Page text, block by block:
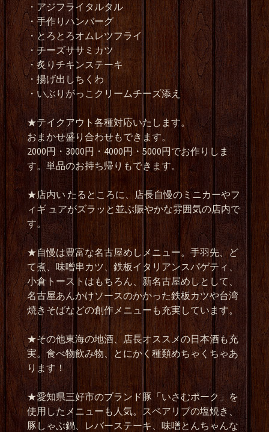
・アジフライタルタル
・手作りハンバーグ
・とろとろオムレツフライ
・チーズササミカツ
・炙りチキンステーキ
・揚げ出しちくわ
・いぶりがっこクリームチーズ添え
★テイクアウト各種対応いたします。
おまかせ盛り合わせもできます。
2000円・3000円・4000円・5000円でお作りしま
す。単品のお持ち帰りもできます。
★店内い たるところに、店長自慢のミニカーやフ
ィギ ュアがズラッと並ぶ賑やかな雰囲気の店内で
す。
★自慢は豊富な名古屋めしメニュー。手羽先、ど
て煮、味噌串カツ、鉄板イタリアンスパゲティ、
小倉トーストはもちろん、新名古屋めしとして、
名古屋あんかけソースのかかった鉄板カツや台湾
焼きそばなどの創作メニューも充実しています。
★その他東海の地酒、店長オススメの日本酒も充
実。食べ物飲み物、とにかく種類めちゃくちゃあ
ります！
★愛知県三好市のブランド豚「いさむポーク」を
使用したメニューも人気。スペアリブの塩焼き、
豚しゃぶ鍋、レバーステーキ、味噌とんちゃんな